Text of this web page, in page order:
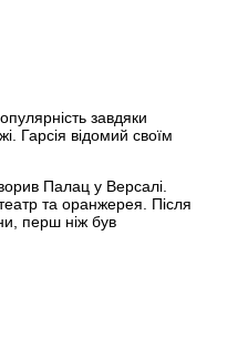
завдяки
Гарсія відомий своїм
Палац у Версалі.
та оранжерея. Після
перш ніж був